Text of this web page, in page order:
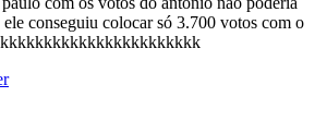
ele conseguiu colocar só 3.700 votos com o